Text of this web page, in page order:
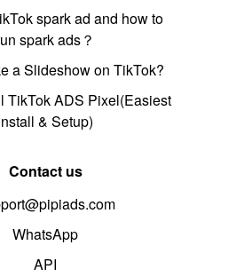
spark ad and how to
spark ads？
a Slideshow on TikTok?
TikTok ADS Pixel(Easiest
& Setup)
Contact us
WhatsApp
API